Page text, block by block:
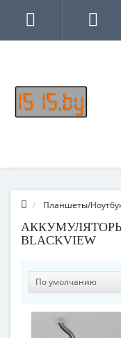
Планшеты/
BLACKVIEW